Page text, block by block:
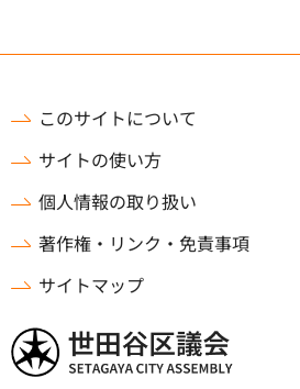
このサイトについて
サイトの使い方
個人情報の取り扱い
著作権・リンク・免責事項
サイトマップ
世田谷区議会